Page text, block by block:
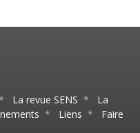
La revue SENS * La
* Liens * Faire